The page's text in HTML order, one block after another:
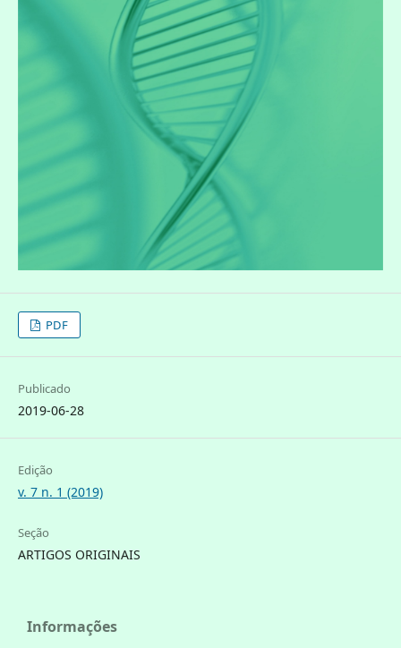
PDF
Publicado
2019-06-28
Edição
v. 7 n. 1 (2019)
Seção
ARTIGOS ORIGINAIS
Informações